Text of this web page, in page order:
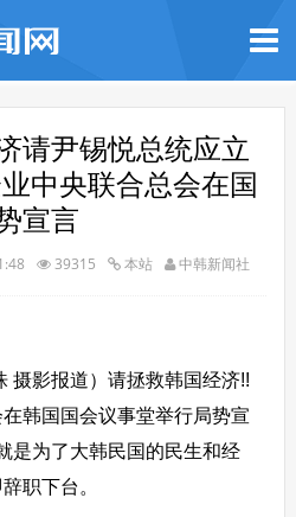
请尹锡悦总统应立
中央联合总会在国
宣言
39315 本站 中韩新闻社
摄影报道）请拯救韩国经济!!
韩国国会议事堂举行局势宣
是为了大韩民国的民生和经
职下台。